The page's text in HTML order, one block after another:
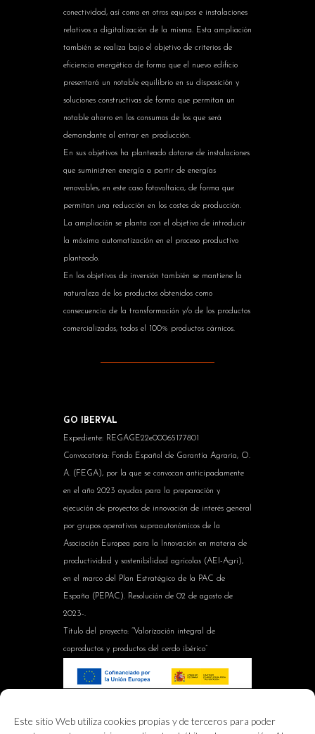
Este sitio Web utiliza cookies propias y de terceros para poder
conectividad, así como en otros equipos e instalaciones
relativos a digitalización de la misma. Esta ampliación
también se realiza bajo el objetivo de criterios de
eficiencia energética de forma que el nuevo edificio
presentará un notable equilibrio en su disposición y
soluciones constructivas de forma que permitan un
notable ahorro en los consumos de los que será
demandante al entrar en producción.
En sus objetivos ha planteado dotarse de instalaciones
que suministren energía a partir de energías
renovables, en este caso fotovoltaica, de forma que
permitan una reducción en los costes de producción.
La ampliación se planta con el objetivo de introducir
la máxima automatización en el proceso productivo
planteado.
En los objetivos de inversión también se mantiene la
naturaleza de los productos obtenidos como
consecuencia de la transformación y/o de los productos
comercializados, todos el 100% productos cárnicos.
GO IBERVAL
Expediente: REGAGE22e00065177801
Convocatoria: Fondo Español de Garantía Agraria, O.
A. (FEGA), por la que se convocan anticipadamente
en el año 2023 ayudas para la preparación y
ejecución de proyectos de innovación de interés general
por grupos operativos supraautonómicos de la
Asociación Europea para la Innovación en materia de
productividad y sostenibilidad agrícolas (AEI-Agri),
en el marco del Plan Estratégico de la PAC de
España (PEPAC). Resolución de 02 de agosto de
2023-.
Título del proyecto: “Valorización integral de
coproductos y productos del cerdo ibérico”
598.303,41 €, cofinanciada en un 80% por el Fondo